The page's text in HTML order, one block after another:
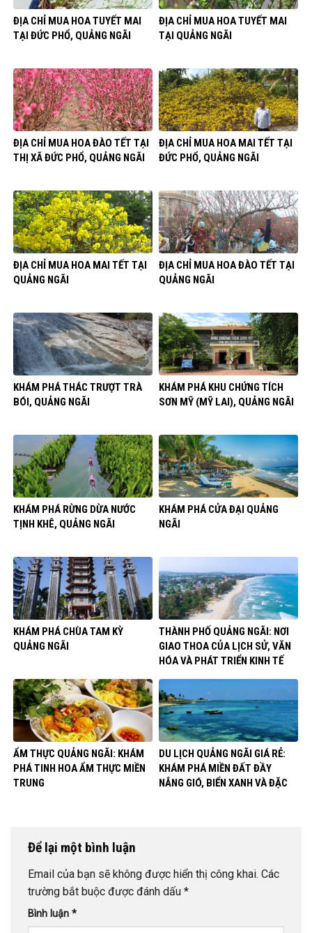
ĐỊA CHỈ MUA HOA TUYẾT MAI
TẠI ĐỨC PHỔ, QUẢNG NGÃI
ĐỊA CHỈ MUA HOA TUYẾT MAI
TẠI QUẢNG NGÃI
ĐỊA CHỈ MUA HOA ĐÀO TẾT TẠI
THỊ XÃ ĐỨC PHỔ, QUẢNG NGÃI
ĐỊA CHỈ MUA HOA MAI TẾT TẠI
ĐỨC PHỔ, QUẢNG NGÃI
ĐỊA CHỈ MUA HOA MAI TẾT TẠI
QUẢNG NGÃI
ĐỊA CHỈ MUA HOA ĐÀO TẾT TẠI
QUẢNG NGÃI
KHÁM PHÁ THÁC TRƯỢT TRÀ
BÓI, QUẢNG NGÃI
KHÁM PHÁ KHU CHỨNG TÍCH
SƠN MỸ (MỸ LAI), QUẢNG NGÃI
KHÁM PHÁ RỪNG DỪA NƯỚC
TỊNH KHÊ, QUẢNG NGÃI
KHÁM PHÁ CỬA ĐẠI QUẢNG
NGÃI
KHÁM PHÁ CHÙA TAM KỲ
QUẢNG NGÃI
THÀNH PHỐ QUẢNG NGÃI: NƠI
GIAO THOA CỦA LỊCH SỬ, VĂN
HÓA VÀ PHÁT TRIỂN KINH TẾ
ẨM THỰC QUẢNG NGÃI: KHÁM
PHÁ TINH HOA ẨM THỰC MIỀN
TRUNG
DU LỊCH QUẢNG NGÃI GIÁ RẺ:
KHÁM PHÁ MIỀN ĐẤT ĐẦY
NẮNG GIÓ, BIỂN XANH VÀ ĐẶC
Để lại một bình luận
Email của bạn sẽ không được hiển thị công khai. Các
trường bắt buộc được đánh dấu *
Bình luận *